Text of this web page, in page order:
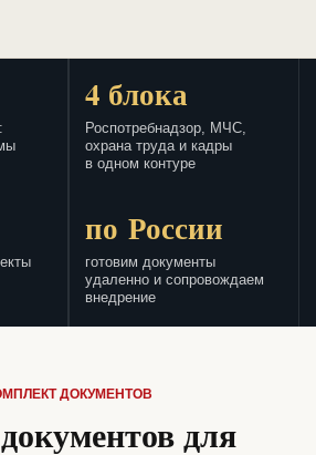
4 блока
Роспотребнадзор, МЧС,
охрана труда и кадры
в одном контуре
по России
готовим документы
удаленно и сопровождаем
внедрение
ДОКУМЕНТОВ
для